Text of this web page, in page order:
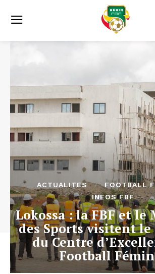
ACTUALITES
FOOTBALL
INFOS FBF
Lokossa : la FBF et le
des Sports visitent
du Centre
Football